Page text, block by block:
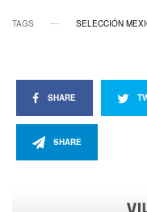
TAGS SELECCIÓN
SHARE
SHARE